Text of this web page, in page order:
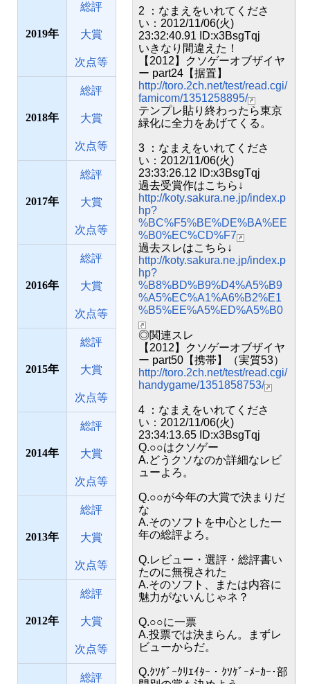
2019
総評
大賞
次点等
2018
総評
大賞
次点等
2017
総評
大賞
次点等
2016
総評
大賞
次点等
2015
総評
大賞
次点等
2014
総評
大賞
次点等
2013
総評
大賞
次点等
2012
総評
大賞
次点等
総評
2 ：なまえをいれてくださ
い：2012/11/06(火)
23:32:40.91 ID:x3BsgTqj
いきなり間違えた！
【2012】クソゲーオブザイヤ
ー part24【据置】
http://toro.2ch.net/test/read.cgi/
famicom/1351258895/
テンプレ貼り終わったら東京
緑化に全力をあげてくる。
3 ：なまえをいれてくださ
い：2012/11/06(火)
23:33:26.12 ID:x3BsgTqj
過去受賞作はこちら↓
http://koty.sakura.ne.jp/index.p
hp?
%BC%F5%BE%DE%BA%EE
%B0%EC%CD%F7
過去スレはこちら↓
http://koty.sakura.ne.jp/index.p
hp?
%B8%BD%B9%D4%A5%B9
%A5%EC%A1%A6%B2%E1
%B5%EE%A5%ED%A5%B0
◎関連スレ
【2012】クソゲーオブザイヤ
ー part50【携帯】（実質53）
http://toro.2ch.net/test/read.cgi/
handygame/1351858753/
4 ：なまえをいれてくださ
い：2012/11/06(火)
23:34:13.65 ID:x3BsgTqj
Q.○○はクソゲー
A.どうクソなのか詳細なレビ
ューよろ。
Q.○○が今年の大賞で決まりだ
な
A.そのソフトを中心とした一
年の総評よろ。
Q.レビュー・選評・総評書い
たのに無視された
A.そのソフト、または内容に
魅力がないんじゃネ？
Q.○○に一票
A.投票では決まらん。まずレ
ビューからだ。
Q.ｸｿｹﾞｰｸﾘｴｲﾀｰ・ｸｿｹﾞｰﾒｰｶｰ･部